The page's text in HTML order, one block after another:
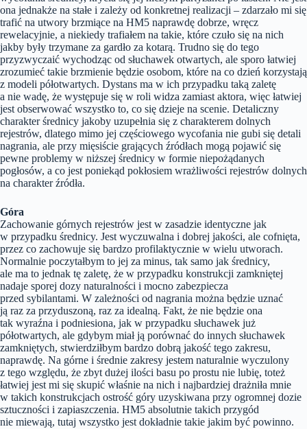
ona jednakże na stałe i zależy od konkretnej realizacji – zdarzało mi się
trafić na utwory brzmiące na HM5 naprawdę dobrze, wręcz
rewelacyjnie, a niekiedy trafiałem na takie, które czuło się na nich
jakby były trzymane za gardło za kotarą. Trudno się do tego
przyzwyczaić wychodząc od słuchawek otwartych, ale sporo łatwiej
zrozumieć takie brzmienie będzie osobom, które na co dzień korzystają
z modeli półotwartych. Dystans ma w ich przypadku taką zaletę
a nie wadę, że występuje się w roli widza zamiast aktora, więc łatwiej
jest obserwować wszystko to, co się dzieje na scenie. Detaliczny
charakter średnicy jakoby uzupełnia się z charakterem dolnych
rejestrów, dlatego mimo jej częściowego wycofania nie gubi się detali
nagrania, ale przy mięsiście grających źródłach mogą pojawić się
pewne problemy w niższej średnicy w formie niepożądanych
pogłosów, a co jest poniekąd pokłosiem wrażliwości rejestrów dolnych
na charakter źródła.
Góra
Zachowanie górnych rejestrów jest w zasadzie identyczne jak
w przypadku średnicy. Jest wyczuwalna i dobrej jakości, ale cofnięta,
przez co zachowuje się bardzo profilaktycznie w wielu utworach.
Normalnie poczytałbym to jej za minus, tak samo jak średnicy,
ale ma to jednak tę zaletę, że w przypadku konstrukcji zamkniętej
nadaje sporej dozy naturalności i mocno zabezpiecza
przed sybilantami. W zależności od nagrania można będzie uznać
ją raz za przyduszoną, raz za idealną. Fakt, że nie będzie ona
tak wyraźna i podniesiona, jak w przypadku słuchawek już
półotwartych, ale gdybym miał ją porównać do innych słuchawek
zamkniętych, stwierdziłbym bardzo dobrą jakość tego zakresu,
naprawdę. Na górne i średnie zakresy jestem naturalnie wyczulony
z tego względu, że zbyt dużej ilości basu po prostu nie lubię, toteż
łatwiej jest mi się skupić właśnie na nich i najbardziej drażniła mnie
w takich konstrukcjach ostrość góry uzyskiwana przy ogromnej dozie
sztuczności i zapiaszczenia. HM5 absolutnie takich przygód
nie miewają, tutaj wszystko jest dokładnie takie jakim być powinno.